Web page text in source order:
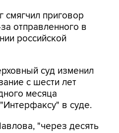
смягчил приговор
отправленного в
российской
суд изменил
с шести лет
месяца
в суде.
"через десять